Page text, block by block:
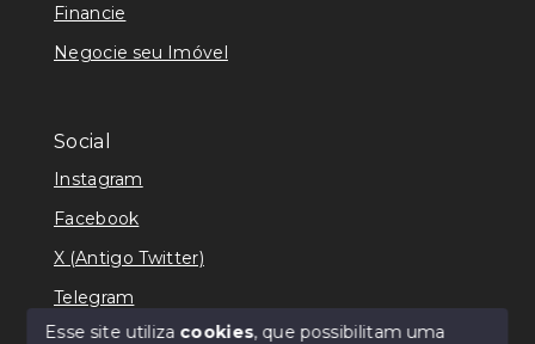
Financie
Negocie seu Imóvel
Social
Instagram
Facebook
X (Antigo Twitter)
Telegram
Esse site utiliza cookies, que possibilitam uma